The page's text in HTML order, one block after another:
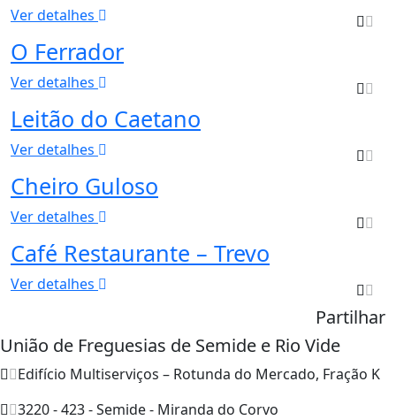
Ver detalhes
O Ferrador
Ver detalhes
Leitão do Caetano
Ver detalhes
Cheiro Guloso
Ver detalhes
Café Restaurante – Trevo
Ver detalhes
Partilhar
União de Freguesias de Semide e Rio Vide
Edifício Multiserviços – Rotunda do Mercado, Fração K
3220 - 423 - Semide - Miranda do Corvo